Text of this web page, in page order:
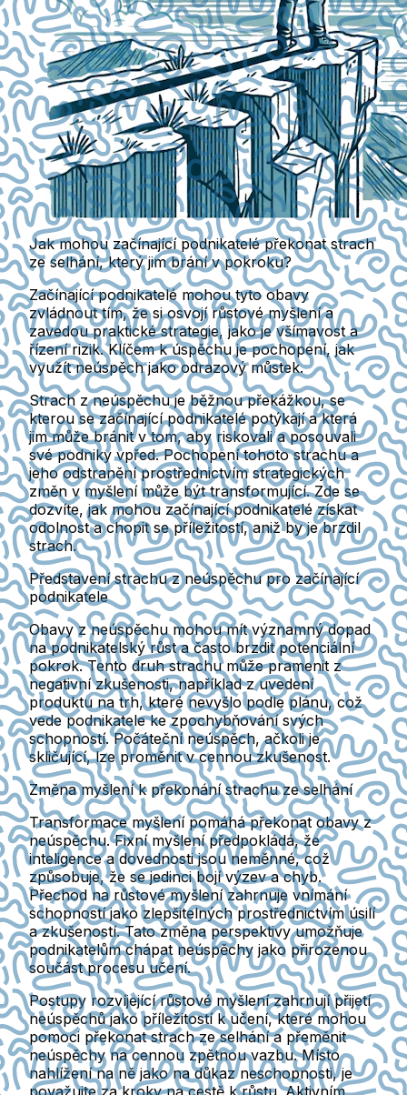
Jak mohou začínající podnikatelé překonat strach
ze selhání, který jim brání v pokroku?
Začínající podnikatelé mohou tyto obavy
zvládnout tím, že si osvojí růstové myšlení a
zavedou praktické strategie, jako je všímavost a
řízení rizik. Klíčem k úspěchu je pochopení, jak
využít neúspěch jako odrazový můstek.
Strach z neúspěchu je běžnou překážkou, se
kterou se začínající podnikatelé potýkají a která
jim může bránit v tom, aby riskovali a posouvali
své podniky vpřed. Pochopení tohoto strachu a
jeho odstranění prostřednictvím strategických
změn v myšlení může být transformující. Zde se
dozvíte, jak mohou začínající podnikatelé získat
odolnost a chopit se příležitostí, aniž by je brzdil
strach.
Představení strachu z neúspěchu pro začínající
podnikatele
Obavy z neúspěchu mohou mít významný dopad
na podnikatelský růst a často brzdit potenciální
pokrok. Tento druh strachu může pramenit z
negativní zkušenosti, například z uvedení
produktu na trh, které nevyšlo podle plánu, což
vede podnikatele ke zpochybňování svých
schopností. Počáteční neúspěch, ačkoli je
skličující, lze proměnit v cennou zkušenost.
Změna myšlení k překonání strachu ze selhání
Transformace myšlení pomáhá překonat obavy z
neúspěchu. Fixní myšlení předpokládá, že
inteligence a dovednosti jsou neměnné, což
způsobuje, že se jedinci bojí výzev a chyb.
Přechod na růstové myšlení zahrnuje vnímání
schopností jako zlepšitelných prostřednictvím úsilí
a zkušeností. Tato změna perspektivy umožňuje
podnikatelům chápat neúspěchy jako přirozenou
součást procesu učení.
Postupy rozvíjející růstové myšlení zahrnují přijetí
neúspěchů jako příležitostí k učení, které mohou
pomoci překonat strach ze selhání a přeměnit
neúspěchy na cennou zpětnou vazbu. Místo
nahlížení na ně jako na důkaz neschopnosti, je
považujte za kroky na cestě k růstu. Aktivním